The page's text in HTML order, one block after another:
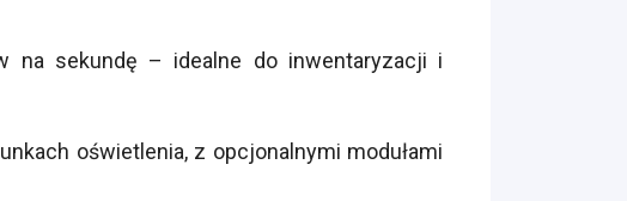
na sekundę – idealne do inwentaryzacji i
oświetlenia, z opcjonalnymi modułami